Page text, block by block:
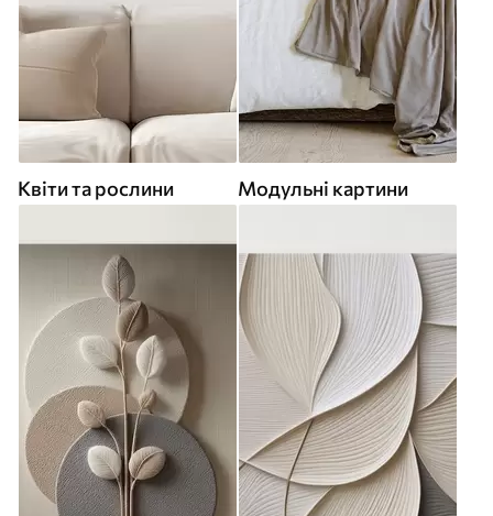
Квіти та рослини Модульні картини